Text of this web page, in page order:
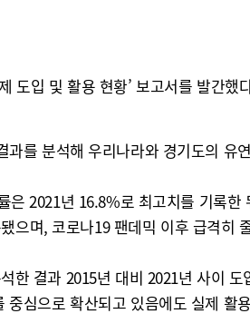
도입 및 활용 현황’ 보고서를 발간했
를 분석해 우리나라와 경기도의 유
은 2021년 16.8%로 최고치를 기록
으며, 코로나19 팬데믹 이후 급격히
한 결과 2015년 대비 2021년 사이
심으로 확산되고 있음에도 실제 활